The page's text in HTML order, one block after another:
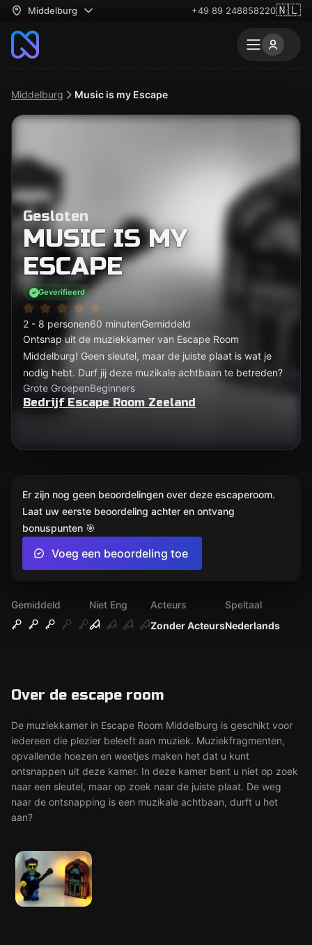
Middelburg +49 89 248858220🇳🇱
Middelburg Music is my Escape
Gesloten
MUSIC IS MY
ESCAPE
Geverifieerd
2 - 8 personen60 minutenGemiddeld
Ontsnap uit de muziekkamer van Escape Room
Middelburg! Geen sleutel, maar de juiste plaat is wat je
nodig hebt. Durf jij deze muzikale achtbaan te betreden?
Grote GroepenBeginners
Bedrijf Escape Room Zeeland
Gemiddeld
Niet Eng
Zonder Acteurs
Acteurs
Nederlands
Speltaal
Over de escape room
De muziekkamer in Escape Room Middelburg is geschikt voor
iedereen die plezier beleeft aan muziek. Muziekfragmenten,
opvallende hoezen en weetjes maken het dat u kunt
ontsnappen uit deze kamer. In deze kamer bent u niet op zoek
naar een sleutel, maar op zoek naar de juiste plaat. De weg
naar de ontsnapping is een muzikale achtbaan, durft u het
aan?
Er zijn nog geen beoordelingen over deze escaperoom.
Laat uw eerste beoordeling achter en ontvang
bonuspunten 🎯
Voeg een beoordeling toe